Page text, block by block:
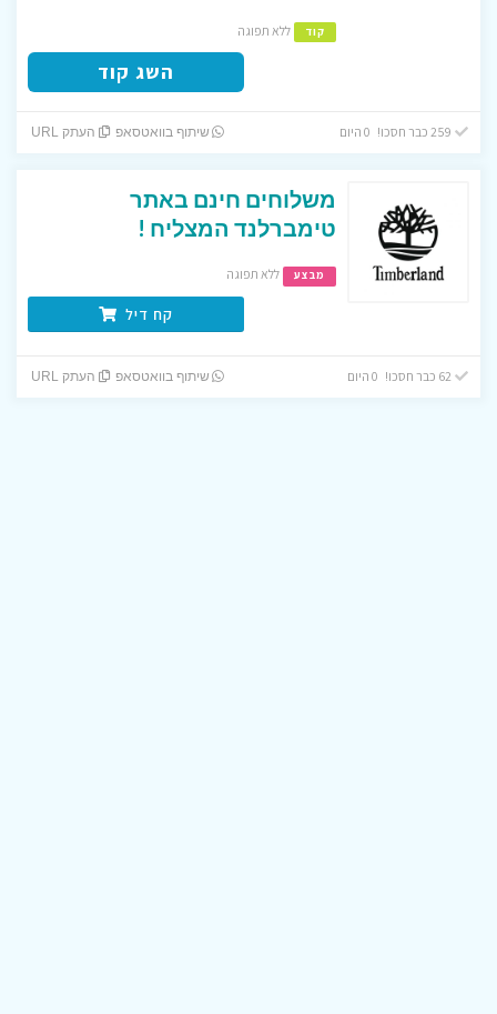
קוד ללא תפוגה
השג קוד
שיתוף בוואטסאפ העתק URL
משלוחים חינם באתר
טימברלנד המצליח !
מבצע ללא תפוגה
קח דיל
62 כבר חסכו! 0 היום שיתוף בוואטסאפ העתק URL